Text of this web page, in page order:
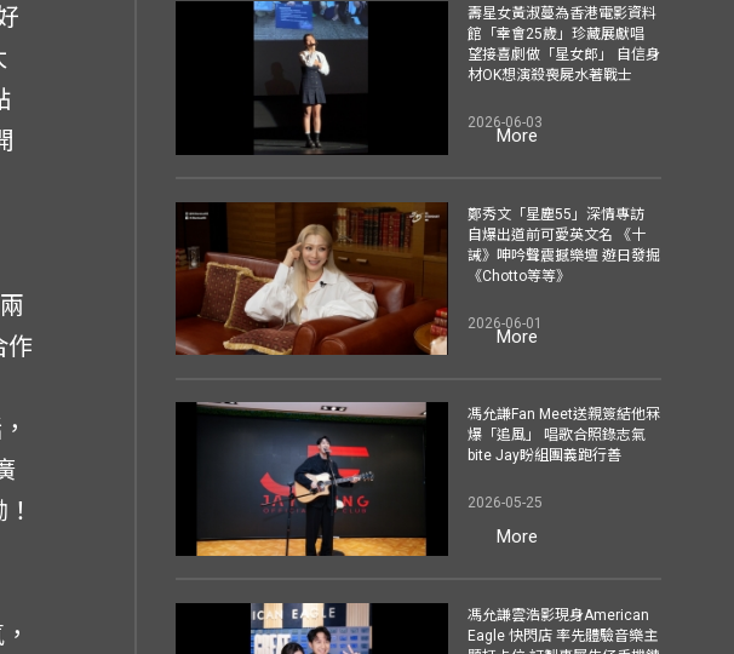
作
壽星女黃淑蔓為香港電影資料
館「幸會25歲」珍藏展獻唱
望接喜劇做「星女郎」 自信身
材OK想演殺喪屍水著戰士
2026-06-03
More
鄭秀文「星塵55」深情專訪
自爆出道前可愛英文名 《十
誡》呻吟聲震撼樂壇 遊日發掘
《Chotto等等》
2026-06-01
More
馮允謙Fan Meet送親簽結他冧
爆「追風」 唱歌合照錄志氣
bite Jay盼組團義跑行善
2026-05-25
More
馮允謙雲浩影現身American
Eagle 快閃店 率先體驗音樂主